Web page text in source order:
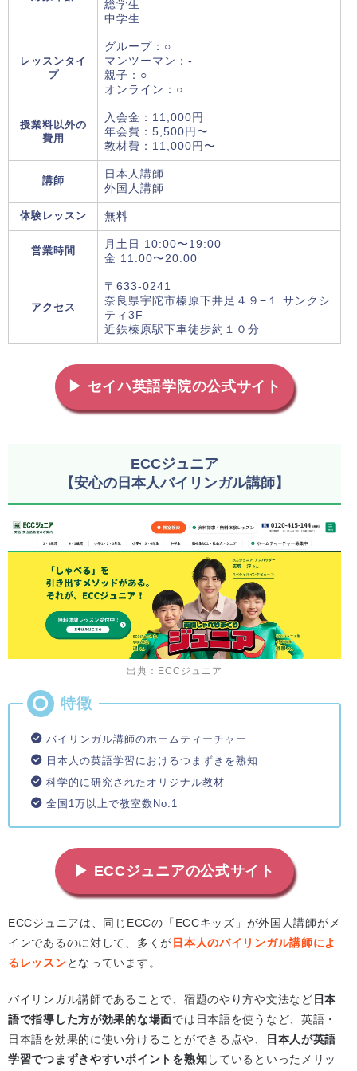
総学生
中学生
レッスンタイ
プ
グループ：○
マンツーマン：-
親子：○
オンライン：○
授業料以外の
費用
入会金：11,000円
年会費：5,500円〜
教材費：11,000円〜
講師
日本人講師
外国人講師
体験レッスン 無料
営業時間
月土日 10:00〜19:00
金 11:00〜20:00
アクセス
〒633-0241
奈良県宇陀市榛原下井足４９−１ サンクシ
ティ3F
近鉄榛原駅下車徒歩約１０分
▶ セイハ英語学院の公式サイト
ECCジュニア
【安心の日本人バイリンガル講師】
出典：ECCジュニア
バイリンガル講師のホームティーチャー
日本人の英語学習におけるつまずきを熟知
科学的に研究されたオリジナル教材
全国1万以上で教室数No.1
▶ ECCジュニアの公式サイト
ECCジュニアは、同じECCの「ECCキッズ」が外国人講師がメ
インであるのに対して、多くが 日本人のバイリンガル講師によ
るレッスンとなっています。
バイリンガル講師であることで、宿題のやり方や文法など 日本
語で指導した方が効果的な場面では日本語を使うなど、英語・
日本語を効果的に使い分けることができる点や、
日本人が英語
学習でつまずきやすいポイントを熟知しているといったメリッ